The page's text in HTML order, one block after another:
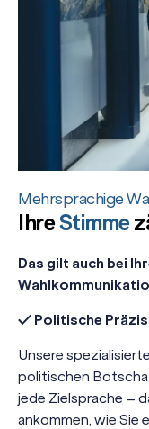
Mehrsprachige
IhreStimme
Das gilt auch bei
✓ Politische
Unsere
politischen
jede Zielsprache –
ankommen, wie Sie